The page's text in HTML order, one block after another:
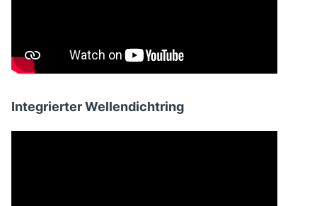
Integrierter Wellendichtring